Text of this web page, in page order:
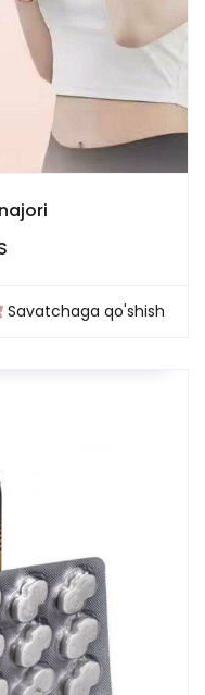
Savatchaga qo'shish